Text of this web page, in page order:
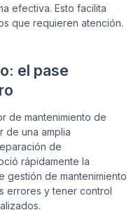
efectiva. Esto facilita
que requieren atención.
el pase
de mantenimiento de
de una amplia
de
rápidamente la
gestión de mantenimiento
errores y tener control